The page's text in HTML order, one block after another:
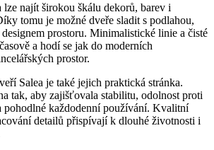
lze najít širokou škálu dekorů, barev i
tomu je možné dveře sladit s podlahou,
prostoru. Minimalistické linie a čisté
a hodí se jak do moderních
prostor.
Salea je také jejich praktická stránka.
tak, aby zajišťovala stabilitu, odolnost proti
pohodlné každodenní používání. Kvalitní
detailů přispívají k dlouhé životnosti i